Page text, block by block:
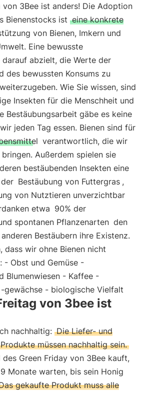
von 3Bee ist anders! Die Adoption
Bienenstocks ist eine konkrete
von Bienen, Imkern und
Eine bewusste
darauf abzielt, die Werte der
des bewussten Konsums zu
Wie Sie wissen, sind
Insekten für die Menschheit und
Bestäubungsarbeit gäbe es keine
jeden Tag essen. Bienen sind für
verantwortlich, die wir
Außerdem spielen sie
bestäubenden Insekten eine
Bestäubung von Futtergras ,
von Nutztieren unverzichtbar
etwa 90% der
spontanen Pflanzenarten den
Bestäubern ihre Existenz.
dass wir ohne Bienen nicht
- Obst und Gemüse -
Blumenwiesen - Kaffee -
gewächse - biologische Vielfalt
von 3bee ist
nachhaltig: Die Liefer- und
müssen nachhaltig sein.
Green Friday von 3Bee kauft,
Monate warten, bis sein Honig
gekaufte Produkt muss alle